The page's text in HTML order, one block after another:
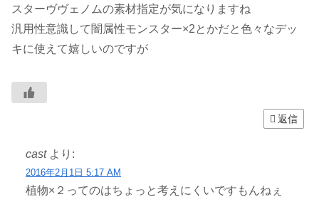
スターヴヴェノムの素材指定が気になりますね
汎用性意識して闇属性モンスター×2とかだと色々なデッ
キに使えて嬉しいのですが
返信
cast より:
2016年2月1日 5:17 AM
植物×２ってのはちょっと考えにくいですもんねぇ